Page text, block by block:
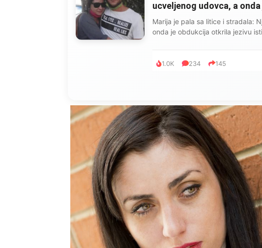
ucveljenog udovca, a
Marija je pala sa litice i stradala:
onda je obdukcija otkrila jezivu
1.0K 234 145